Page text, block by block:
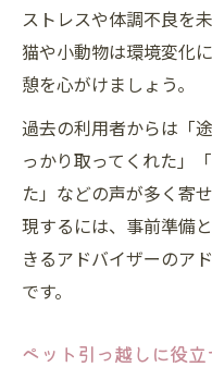
ストレスや体調不良を
猫や小動物は環境変化
憩を心がけましょう。
過去の利用者からは「
っかり取ってくれた」
た」などの声が多く寄
現するには、事前準備
きるアドバイザーのア
です。
ペット引っ越しに役